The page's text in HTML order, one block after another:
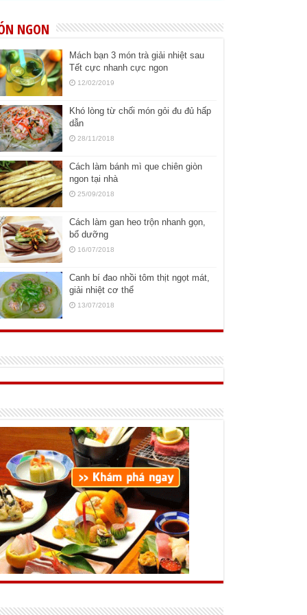
NGON
Mách bạn 3 món trà giải nhiệt sau
Tết cực nhanh cực ngon
12/02/2019
Khó lòng từ chối món gỏi đu đủ hấp
dẫn
28/11/2018
Cách làm bánh mì que chiên giòn
ngon tại nhà
25/09/2018
Cách làm gan heo trộn nhanh gọn,
bổ dưỡng
16/07/2018
Canh bí đao nhồi tôm thịt ngọt mát,
giải nhiệt cơ thể
13/07/2018